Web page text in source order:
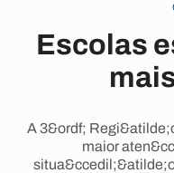
Escolas
A 3&ordf;
maior